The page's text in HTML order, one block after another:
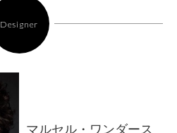
Designer
マルセル・ワンダース